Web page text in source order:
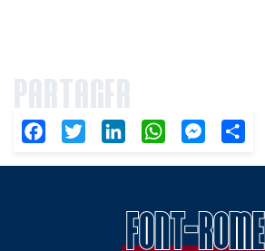
PARTAGER
FacebookTwitter LinkedIn WhatsAppMessenger